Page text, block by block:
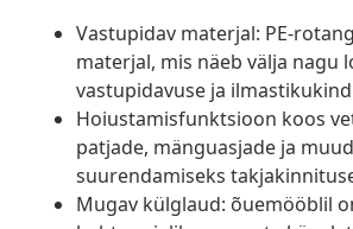
Vastupidav materjal: PE-
materjal, mis näeb välja nagu
vastupidavuse ja
Hoiustamisfunktsioon koos
patjade, mänguasjade ja
suurendamiseks
Mugav külglaud: õuemööblil